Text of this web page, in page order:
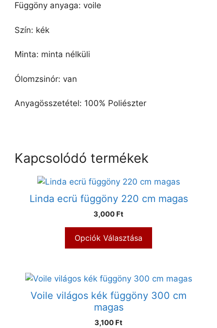
Függöny anyaga: voile
Szín: kék
Minta: minta nélküli
Ólomzsinór: van
Anyagösszetétel: 100% Poliészter
Kapcsolódó termékek
Linda ecrü függöny 220 cm magas
3,000 Ft
Opciók Választása
Voile világos kék függöny 300 cm
magas
3,100 Ft